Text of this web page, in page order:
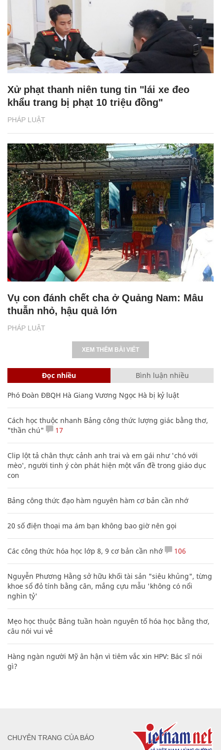
PHÁP LUẬT
Xử phạt thanh niên tung tin "lái xe đeo
khẩu trang bị phạt 10 triệu đồng"
PHÁP LUẬT
Vụ con đánh chết cha ở Quảng Nam: Mâu
thuẫn nhỏ, hậu quả lớn
XEM THÊM BÀI VIẾT
Đọc nhiều Bình luận nhiều
Phó Đoàn ĐBQH Hà Giang Vương Ngọc Hà bị kỷ luật
Cách học thuộc nhanh Bảng công thức lượng giác bằng thơ,
"thần chú"
17
Clip lột tả chân thực cảnh anh trai và em gái như 'chó với
mèo', người tinh ý còn phát hiện một vấn đề trong giáo dục
con
Bảng công thức đạo hàm nguyên hàm cơ bản cần nhớ
20 số điện thoại ma ám bạn không bao giờ nên gọi
Các công thức hóa học lớp 8, 9 cơ bản cần nhớ 106
Nguyễn Phương Hằng sở hữu khối tài sản "siêu khủng", từng
khoe sổ đỏ tính bằng cân, mắng cựu mẫu 'không có nổi
nghìn tỷ'
Mẹo học thuộc Bảng tuần hoàn nguyên tố hóa học bằng thơ,
câu nói vui vẻ
Hàng ngàn người Mỹ ân hận vì tiêm vắc xin HPV: Bác sĩ nói
gì?
CHUYÊN TRANG CỦA BÁO